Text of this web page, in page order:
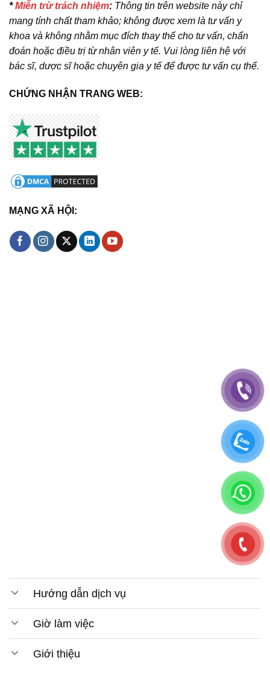
*Miễn trừ trách nhiệm: Thông tin trên website này chỉ
mang tính chất tham khảo; không được xem là tư vấn y
khoa và không nhằm mục đích thay thế cho tư vấn, chẩn
đoán hoặc điều trị từ nhân viên y tế. Vui lòng liên hệ với
bác sĩ, dược sĩ hoặc chuyên gia y tế để được tư vấn cụ thể.
CHỨNG NHẬN TRANG WEB:
MẠNG XÃ HỘI:
Hướng dẫn dịch vụ
Giờ làm việc
Giới thiệu